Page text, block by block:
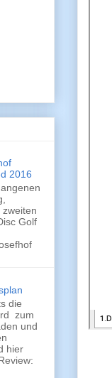
2016
Golf
die
zum
und
hier